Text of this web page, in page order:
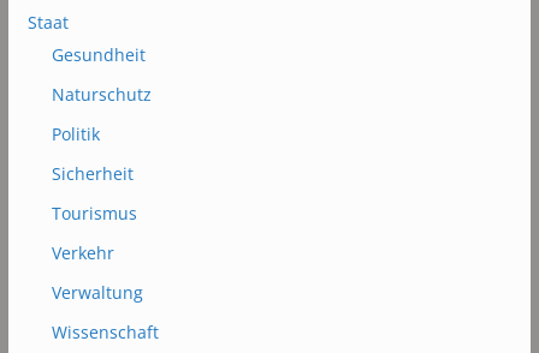
Staat
Gesundheit
Naturschutz
Politik
Sicherheit
Tourismus
Verkehr
Verwaltung
Wissenschaft